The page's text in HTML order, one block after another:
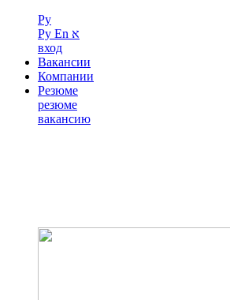
Ру
Ру En א
вход
Вакансии
Компании
Резюме
резюме
вакансию